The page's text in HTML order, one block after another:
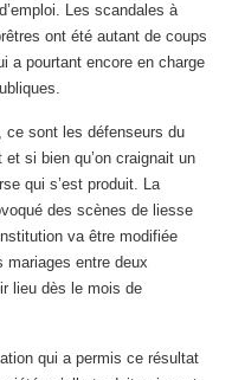
Les scandales à
ont été autant de coups
a pourtant encore en charge
ce sont les défenseurs du
si bien qu’on craignait un
qui s’est produit. La
des scènes de liesse
va être modifiée
mariages entre deux
lieu dès le mois de
qui a permis ce résultat